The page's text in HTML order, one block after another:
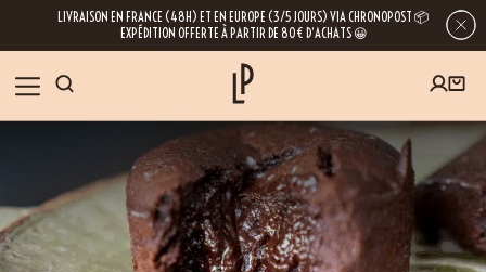
LIVRAISON EN FRANCE (48H) ET EN EUROPE (3/5 JOURS) VIA CHRONOPOST 📦
EXPÉDITION OFFERTE À PARTIR DE 80€ D’ACHATS 😀
NOS ÉPICES
RECETTES
INSCRIVEZ-VOUS À LA NEWSLETTER